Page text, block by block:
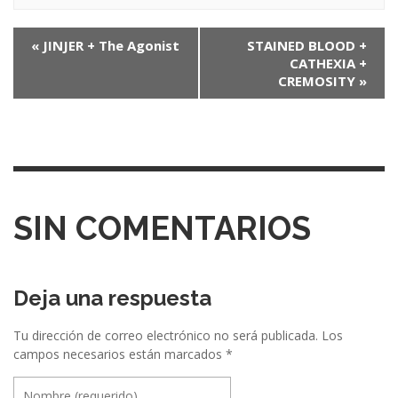
v
c
i
n
e
n
« JINJER + The Agonist
STAINED BLOOD +
CATHEXIA +
CREMOSITY »
SIN COMENTARIOS
Deja una respuesta
Tu dirección de correo electrónico no será publicada. Los
campos necesarios están marcados *